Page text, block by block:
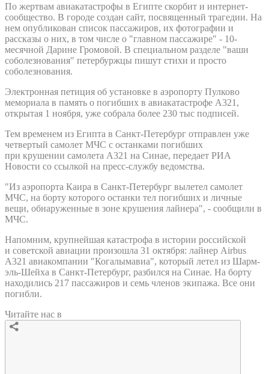
По жертвам авиакатастрофы в Египте скорбит и интернет-
сообщество. В городе создан сайт, посвященный трагедии. На
нем опубликован список пассажиров, их фотографии и
рассказы о них, в том числе о "главном пассажире" - 10-
месячной Дарине Громовой. В специальном разделе "ваши
соболезнования" петербуржцы пишут стихи и просто
соболезнования.
Электронная петиция об установке в аэропорту Пулково
мемориала в память о погибших в авиакатастрофе A321,
открытая 1 ноября, уже собрала более 230 тыс подписей.
Тем временем из Египта в Санкт-Петербург отправлен уже
четвертый самолет МЧС с останками погибших
при крушении самолета А321 на Синае, передает РИА
Новости со ссылкой на пресс-службу ведомства.
"Из аэропорта Каира в Санкт-Петербург вылетел самолет
МЧС, на борту которого останки тел погибших и личные
вещи, обнаруженные в зоне крушения лайнера", - сообщили в
МЧС.
Напомним, крупнейшая катастрофа в истории российской
и советской авиации произошла 31 октября: лайнер Airbus
A321 авиакомпании "Когалымавиа", который летел из Шарм-
эль-Шейха в Санкт-Петербург, разбился на Синае. На борту
находились 217 пассажиров и семь членов экипажа. Все они
погибли.
Читайте нас в